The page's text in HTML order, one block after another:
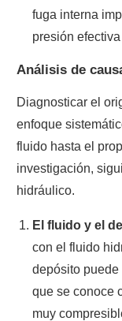
fuga interna
presión
Análisis de
Diagnosticar el
enfoque
fluido hasta el
investigación,
hidráulico.
El fluido y el
con el fluido
depósito
que se conoce
muy